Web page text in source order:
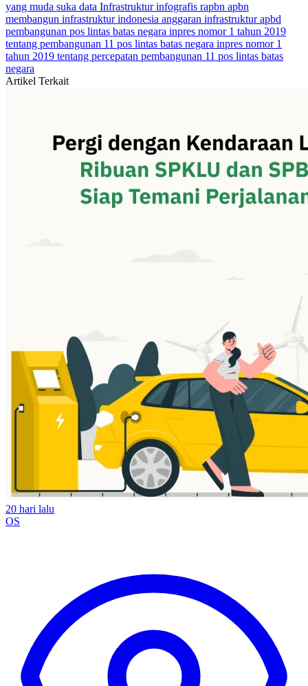
yang muda suka data Infrastrukturinfografis rapbn apbn
membangun infrastruktur indonesia anggaran infrastrukturapbd
pembangunan pos lintas batas negara inpres nomor 1 tahun 2019
tentang pembangunan 11 pos lintas batas negara inpres nomor 1
tahun 2019 tentang percepatan pembangunan 11 pos lintas batas
negara
Artikel Terkait
20 hari lalu
OS